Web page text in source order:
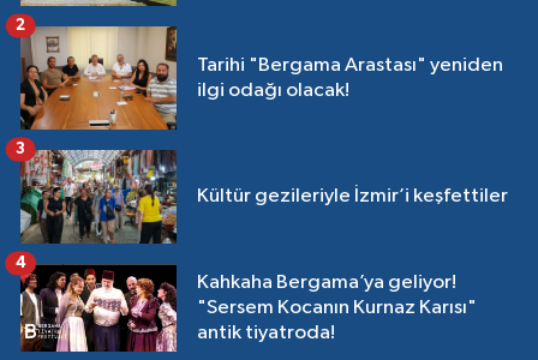
Tarihi "Bergama Arastası" yeniden
ilgi odağı olacak!
2
Kültür gezileriyle İzmir’i keşfettiler
3
Kahkaha Bergama’ya geliyor!
"Sersem Kocanın Kurnaz Karısı"
antik tiyatroda!
4